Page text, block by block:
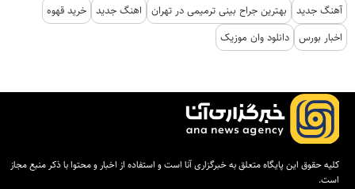
آهنگ جدید
بهترین جراح بینی ترمیمی در تهران اهنگ جدید خرید قهوه
اخبار بورس دانلود وان موزیک
کلیه حقوق این پایگاه متعلق به خبرگزاری آنا است و استفاده از اخبار و محتوا با ذکر منبع مجاز
است.